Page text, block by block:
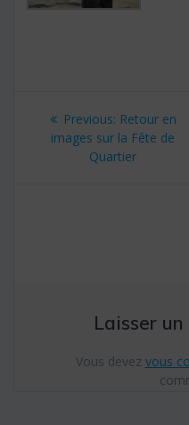
Navigation
Previous: Previous
post:
Retour en
images sur la Fête de
Quartier
Laisser
Vous devez vous